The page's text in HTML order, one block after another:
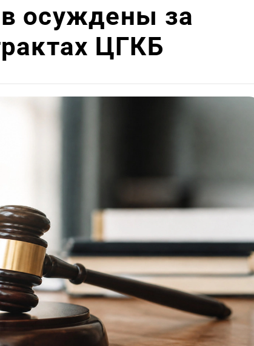
осуждены за
ЦГКБ